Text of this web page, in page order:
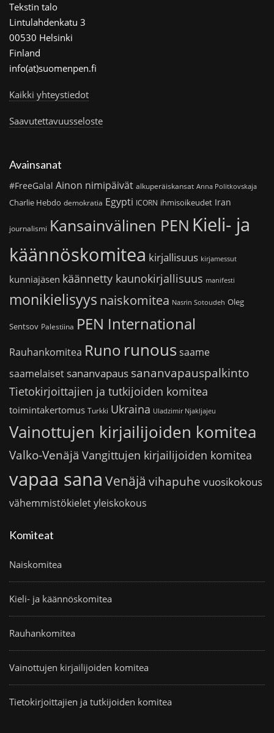
Tekstin talo
Lintulahdenkatu 3
00530 Helsinki
Finland
info(at)suomenpen.fi
Kaikki yhteystiedot
Saavutettavuusseloste
Avainsanat
#FreeGalal Ainon nimipäivät alkuperäiskansat Anna Politkovskaja
Charlie Hebdo demokratia Egypti ICORN ihmisoikeudet Iran
journalismi Kansainvälinen PEN Kieli- ja
käännöskomitea kirjallisuus kirjamessut
kunniajäsen käännetty kaunokirjallisuus manifesti
monikielisyys naiskomitea Nasrin Sotoudeh Oleg
Sentsov Palestiina PEN International
Rauhankomitea Runo runoussaame
saamelaiset sananvapaus sananvapauspalkinto
Tietokirjoittajien ja tutkijoiden komitea
toimintakertomus Turkki Ukraina Uladzimir Njakljajeu
Vainottujen kirjailijoiden komitea
Valko-Venäjä Vangittujen kirjailijoiden komitea
vapaa sana Venäjä vihapuhe vuosikokous
vähemmistökieletyleiskokous
Komiteat
Naiskomitea
Kieli- ja käännöskomitea
Rauhankomitea
Vainottujen kirjailijoiden komitea
Tietokirjoittajien ja tutkijoiden komitea